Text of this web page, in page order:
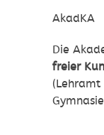
AkadKA
Die
freier